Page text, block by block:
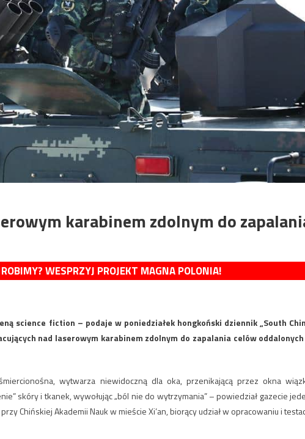
karabinem zdolnym do
WESPRZYJ PROJEKT MAGNA POLONIA!
science fiction – podaje w poniedziałek hongkoński dziennik „South
nad laserowym karabinem zdolnym do zapalania celów
wytwarza niewidoczną dla oka, przenikającą przez okna
skóry i tkanek, wywołując „ból nie do wytrzymania” – powiedział gazecie
Chińskiej Akademii Nauk w mieście Xi’an, biorący udział w opracowaniu i